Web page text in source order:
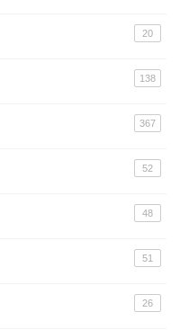
20
138
367
52
48
51
26